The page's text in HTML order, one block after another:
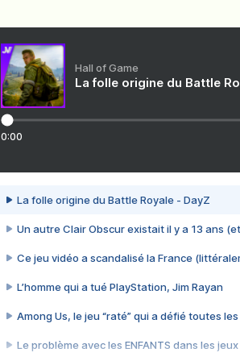
Hall of Game
La folle origine du Battle
0:00
La folle origine du Battle Royale - DayZ
Un autre Clair Obscur existait il y a 13 ans
Ce jeu vidéo a scandalisé la France
L’homme qui a tué PlayStation, Jim Rayan
Among Us, le jeu “raté” qui a défié toutes
Le problème avec les ENFANTS dans les